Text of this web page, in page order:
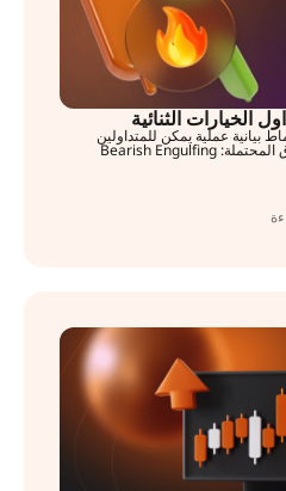
بيانية عملية يمكن للمتداولين
استخدامها لتحليل تحركات السوق المحتملة: Bearish Engulfing